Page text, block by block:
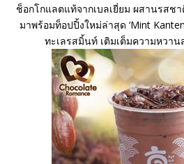
ช็อกโกแลตแท้จากเบลเยี่ยม ผสานรสช
มาพร้อมท็อปปิ้งใหม่ล่าสุด ‘Mint
ทะเลรสมิ้นท์ เติมเต็มความหวา